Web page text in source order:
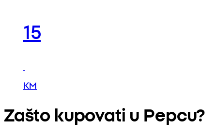
15
KM
Zašto kupovati u Pepcu?